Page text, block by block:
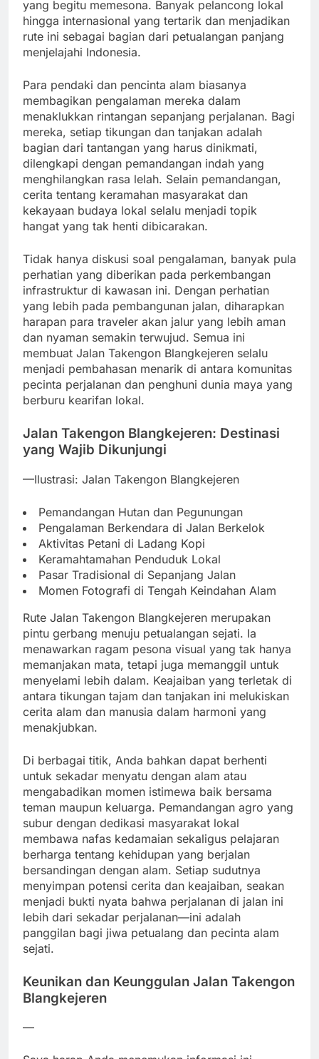
yang begitu memesona. Banyak pelancong lokal
hingga internasional yang tertarik dan menjadikan
rute ini sebagai bagian dari petualangan panjang
menjelajahi Indonesia.
Para pendaki dan pencinta alam biasanya
membagikan pengalaman mereka dalam
menaklukkan rintangan sepanjang perjalanan. Bagi
mereka, setiap tikungan dan tanjakan adalah
bagian dari tantangan yang harus dinikmati,
dilengkapi dengan pemandangan indah yang
menghilangkan rasa lelah. Selain pemandangan,
cerita tentang keramahan masyarakat dan
kekayaan budaya lokal selalu menjadi topik
hangat yang tak henti dibicarakan.
Tidak hanya diskusi soal pengalaman, banyak pula
perhatian yang diberikan pada perkembangan
infrastruktur di kawasan ini. Dengan perhatian
yang lebih pada pembangunan jalan, diharapkan
harapan para traveler akan jalur yang lebih aman
dan nyaman semakin terwujud. Semua ini
membuat Jalan Takengon Blangkejeren selalu
menjadi pembahasan menarik di antara komunitas
pecinta perjalanan dan penghuni dunia maya yang
berburu kearifan lokal.
Jalan Takengon Blangkejeren: Destinasi
yang Wajib Dikunjungi
—Ilustrasi: Jalan Takengon Blangkejeren
Pemandangan Hutan dan Pegunungan
Pengalaman Berkendara di Jalan Berkelok
Aktivitas Petani di Ladang Kopi
Keramahtamahan Penduduk Lokal
Pasar Tradisional di Sepanjang Jalan
Momen Fotografi di Tengah Keindahan Alam
Rute Jalan Takengon Blangkejeren merupakan
pintu gerbang menuju petualangan sejati. Ia
menawarkan ragam pesona visual yang tak hanya
memanjakan mata, tetapi juga memanggil untuk
menyelami lebih dalam. Keajaiban yang terletak di
antara tikungan tajam dan tanjakan ini melukiskan
cerita alam dan manusia dalam harmoni yang
menakjubkan.
Di berbagai titik, Anda bahkan dapat berhenti
untuk sekadar menyatu dengan alam atau
mengabadikan momen istimewa baik bersama
teman maupun keluarga. Pemandangan agro yang
subur dengan dedikasi masyarakat lokal
membawa nafas kedamaian sekaligus pelajaran
berharga tentang kehidupan yang berjalan
bersandingan dengan alam. Setiap sudutnya
menyimpan potensi cerita dan keajaiban, seakan
menjadi bukti nyata bahwa perjalanan di jalan ini
lebih dari sekadar perjalanan—ini adalah
panggilan bagi jiwa petualang dan pecinta alam
sejati.
Keunikan dan Keunggulan Jalan Takengon
Blangkejeren
—